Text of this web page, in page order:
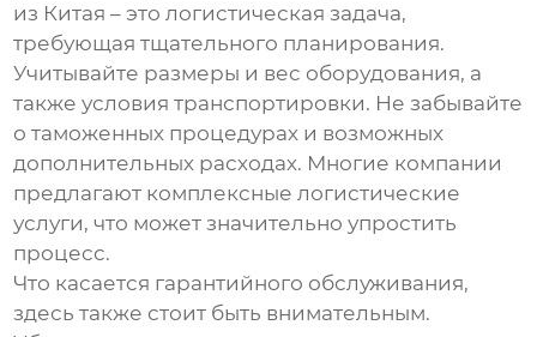
из Китая – это логистическая задача,
требующая тщательного планирования.
Учитывайте размеры и вес оборудования, а
также условия транспортировки. Не забывайте
о таможенных процедурах и возможных
дополнительных расходах. Многие компании
предлагают комплексные логистические
услуги, что может значительно упростить
процесс.
Что касается гарантийного обслуживания,
здесь также стоит быть внимательным.